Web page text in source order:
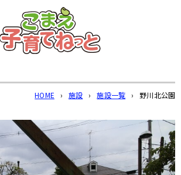
このページの本文へ
HOME › 施設 › 施設一覧 › 野川北公園